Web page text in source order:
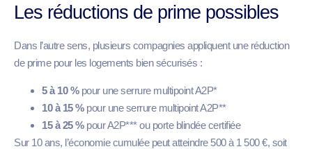
Les réductions de prime possibles
Dans l’autre sens, plusieurs compagnies appliquent une réduction
de prime pour les logements bien sécurisés :
5 à 10 %pour une serrure multipoint A2P*
10 à 15 %pour une serrure multipoint A2P**
15 à 25 %pour A2P*** ou porte blindée certifiée
Sur 10 ans, l’économie cumulée peut atteindre 500 à 1 500 €, soit